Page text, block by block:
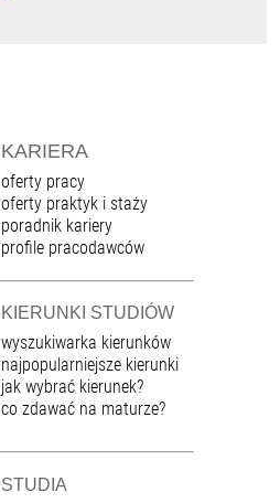
KARIERA
oferty pracy
oferty praktyk i staży
poradnik kariery
profile pracodawców
KIERUNKI STUDIÓW
wyszukiwarka kierunków
najpopularniejsze kierunki
jak wybrać kierunek?
co zdawać na maturze?
STUDIA